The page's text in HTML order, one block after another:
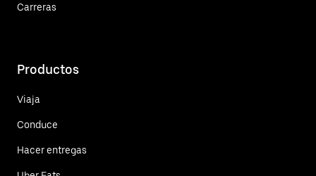
Carreras
Productos
Viaja
Conduce
Hacer entregas